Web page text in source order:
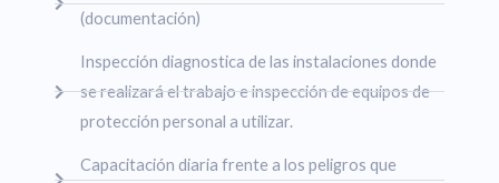
(documentación)
Inspección diagnostica de las instalaciones donde
se realizará el trabajo e inspección de equipos de
protección personal a utilizar.
Capacitación diaria frente a los peligros que